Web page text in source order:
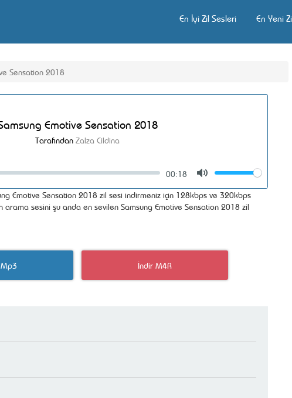
En İyi Zil Sesleri En Yeni
Sensation 2018
Emotive Sensation 2018
Tarafından Zalza Cildina
00:18
Volume
Emotive Sensation 2018 zil sesi indirmeniz için 128kbps ve 320kbps
arama sesini şu anda en sevilen Samsung Emotive Sensation 2018 zil
İndir M4R